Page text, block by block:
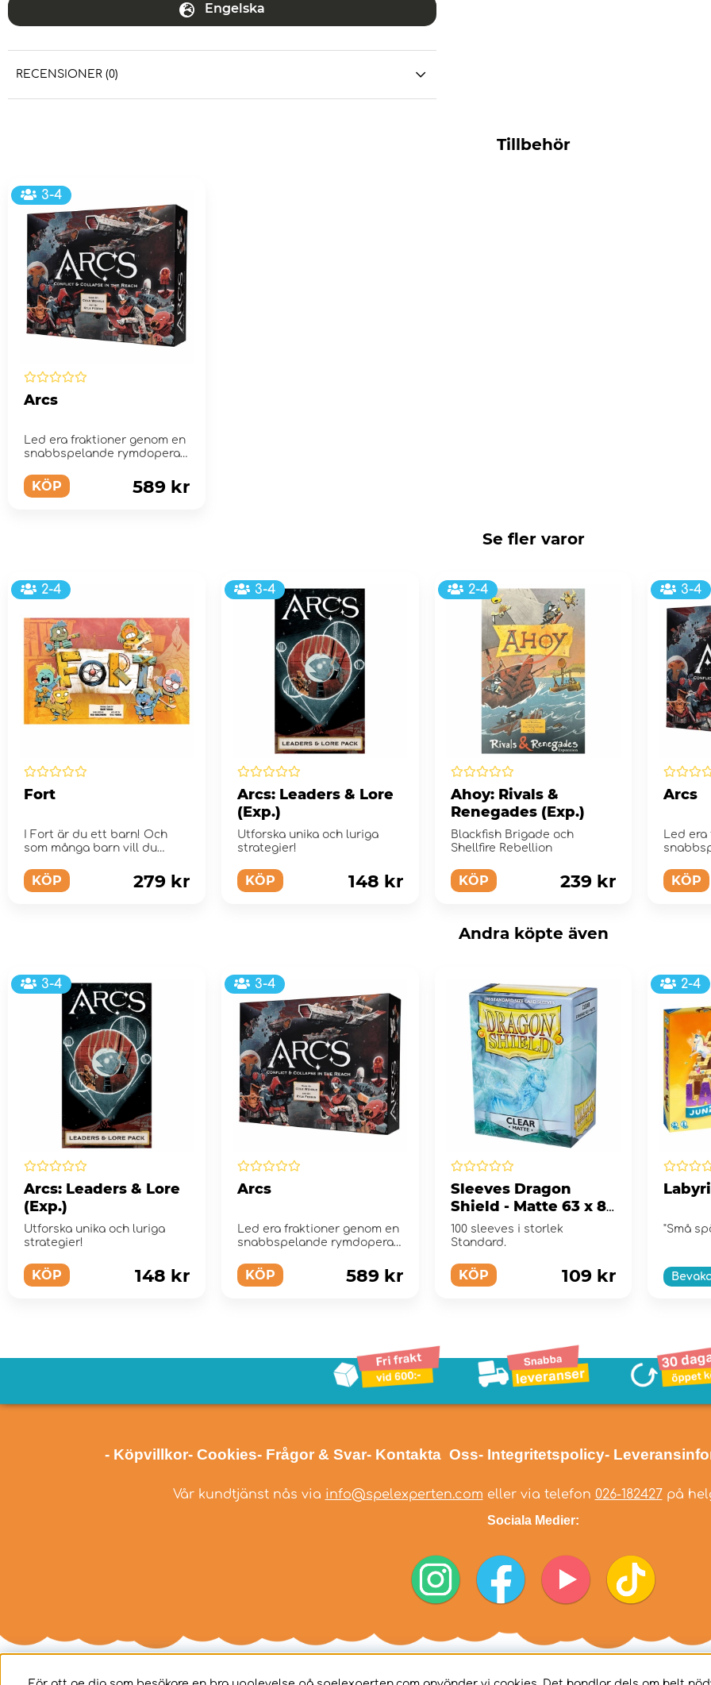
Engelska
RECENSIONER (0)
Tillbehör
3-4
Arcs
Led era fraktioner genom en
snabbspelande rymdopera i
KÖP 589 kr
Se fler varor
2-4
Fort
I Fort är du ett barn! Och
som många barn vill du
KÖP 279 kr
3-4
Arcs: Leaders & Lore
(Exp.)
Utforska unika och luriga
strategier!
KÖP 148 kr
2-4
Ahoy: Rivals &
Renegades (Exp.)
Blackfish Brigade och
Shellfire Rebellion
KÖP 239 kr
3-4
Arcs
Led
KÖP
Andra köpte även
3-4
Arcs: Leaders & Lore
(Exp.)
Utforska unika och luriga
strategier!
KÖP 148 kr
3-4
Arcs
Led era fraktioner genom en
snabbspelande rymdopera i
KÖP 589 kr
Sleeves Dragon
Shield - Matte 63 x 88
mm Clear
100 sleeves i storlek
Standard.
KÖP 109 kr
2-4
"Små
- Köpvillkor- Cookies- Frågor & Svar- Kontakta Oss- Integritetspolicy-
Vår kundtjänst nås via info@spelexperten.com eller via telefon 026-182427på
Sociala Medier: